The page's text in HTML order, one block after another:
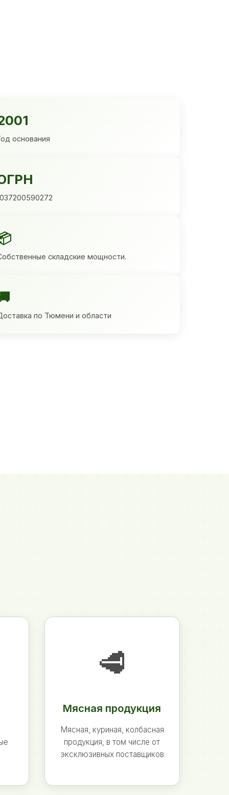
основания
складские мощности.
по Тюмени и области
🥩
Мясная продукция
Мясная, куриная, колбасная
продукция, в том числе от
эксклюзивных поставщиков